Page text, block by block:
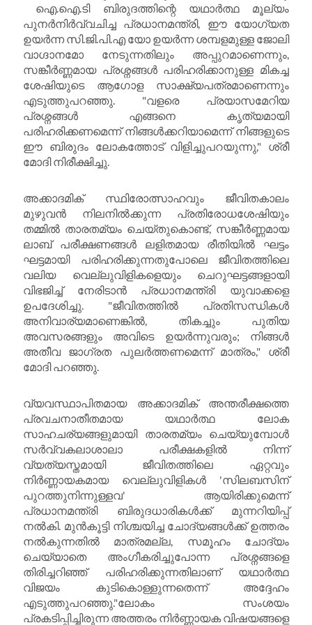
ഐ.ഐ.ടി ബിരുദത്തിന്റെ യഥാർത്ഥ മൂല്യം
പുനർനിർവ്വചിച്ച പ്രധാനമന്ത്രി, ഈ യോഗ്യത
ഉയർന്ന സി.ജി.പി.എ യോ ഉയർന്ന ശമ്പളമുള്ള ജോലി
വാഗ്ദാനമോ നേടുന്നതിലും അപ്പുറമാണെന്നും,
സങ്കീർണ്ണമായ പ്രശ്നങ്ങൾ പരിഹരിക്കാനുള്ള മികച്ച
ശേഷിയുടെ ആഗോള സാക്ഷ്യപത്രമാണെന്നും
എടുത്തുപറഞ്ഞു. "വളരെ പ്രയാസമേറിയ
പ്രശ്നങ്ങൾ എങ്ങനെ കൃത്യമായി
പരിഹരിക്കണമെന്ന് നിങ്ങൾക്കറിയാമെന്ന് നിങ്ങളുടെ
ഈ ബിരുദം ലോകത്തോട് വിളിച്ചുപറയുന്നു," ശ്രീ
മോദി നിരീക്ഷിച്ചു.
അക്കാദമിക് സ്ഥിരോത്സാഹവും ജീവിതകാലം
മുഴുവൻ നിലനിൽക്കുന്ന പ്രതിരോധശേഷിയും
തമ്മിൽ താരതമ്യം ചെയ്തുകൊണ്ട്, സങ്കീർണ്ണമായ
ലാബ് പരീക്ഷണങ്ങൾ ലളിതമായ രീതിയിൽ ഘട്ടം
ഘട്ടമായി പരിഹരിക്കുന്നതുപോലെ ജീവിതത്തിലെ
വലിയ വെല്ലുവിളികളെയും ചെറുഘട്ടങ്ങളായി
വിഭജിച്ച് നേരിടാൻ പ്രധാനമന്ത്രി യുവാക്കളെ
ഉപദേശിച്ചു. "ജീവിതത്തിൽ പ്രതിസന്ധികൾ
അനിവാര്യമാണെങ്കിൽ, തികച്ചും പുതിയ
അവസരങ്ങളും അവിടെ ഉയർന്നുവരും; നിങ്ങൾ
അതീവ ജാഗ്രത പുലർത്തണമെന്ന് മാത്രം," ശ്രീ
മോദി പറഞ്ഞു.
വ്യവസ്ഥാപിതമായ അക്കാദമിക് അന്തരീക്ഷത്തെ
പ്രവചനാതീതമായ യഥാർത്ഥ ലോക
സാഹചര്യങ്ങളുമായി താരതമ്യം ചെയ്യുമ്പോൾ
സർവ്വകലാശാലാ പരീക്ഷകളിൽ നിന്ന്
വ്യത്യസ്തമായി ജീവിതത്തിലെ ഏറ്റവും
നിർണ്ണായകമായ വെല്ലുവിളികൾ 'സിലബസിന്
പുറത്തുനിന്നുള്ളവ' ആയിരിക്കുമെന്ന്
പ്രധാനമന്ത്രി ബിരുദധാരികൾക്ക് മുന്നറിയിപ്പ്
നൽകി. മുൻകൂട്ടി നിശ്ചയിച്ച ചോദ്യങ്ങൾക്ക് ഉത്തരം
നൽകുന്നതിൽ മാത്രമല്ല, സമൂഹം ചോദ്യം
ചെയ്യാതെ അംഗീകരിച്ചുപോന്ന പ്രശ്നങ്ങളെ
തിരിച്ചറിഞ്ഞ് പരിഹരിക്കുന്നതിലാണ് യഥാർത്ഥ
വിജയം കുടികൊള്ളുന്നതെന്ന് അദ്ദേഹം
എടുത്തുപറഞ്ഞു."ലോകം സംശയം
പ്രകടിപ്പിച്ചിരുന്ന അത്തരം നിർണ്ണായക വിഷയങ്ങളെ